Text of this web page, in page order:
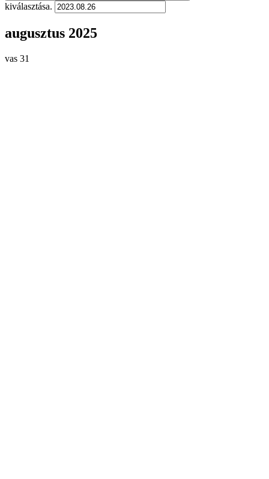
kiválasztása.
augusztus 2025
vas 31